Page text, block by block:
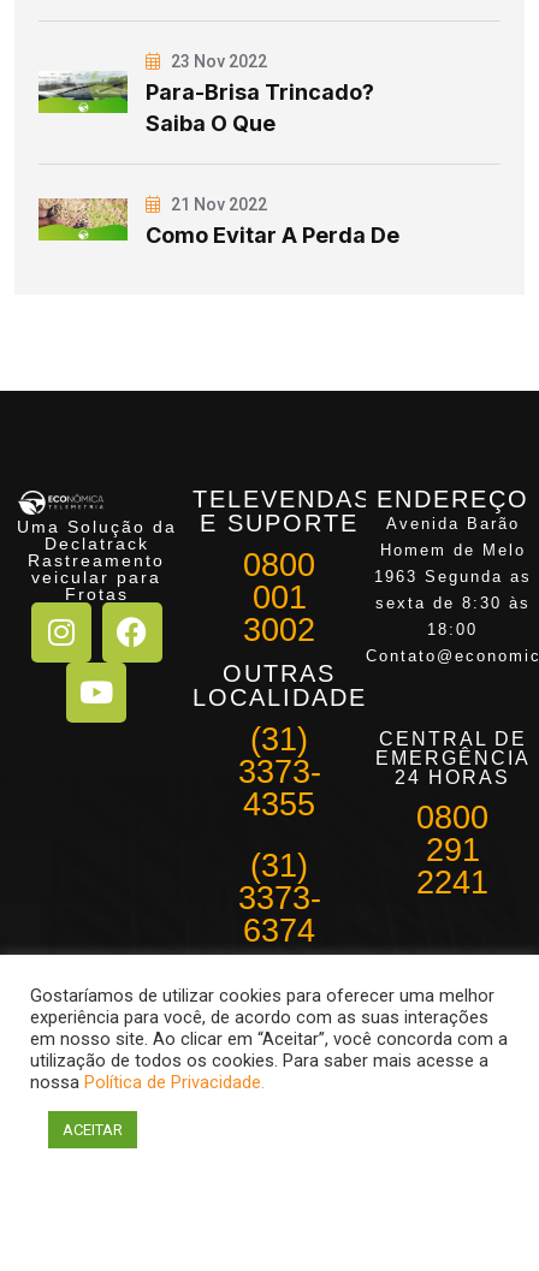
23 Nov 2022
Para-Brisa Trincado?
Saiba O Que
21 Nov 2022
Como Evitar A Perda De
Uma Solução da
Declatrack
Rastreamento
veicular para
Frotas
TELEVENDAS
E SUPORTE
0800
001
3002
OUTRAS
LOCALIDADES
(31)
3373-
4355
(31)
3373-
6374
região
metropolitana
Atendimento de
08:30 as 18hs
ENDEREÇO
Avenida Barão
Homem de Melo
1963 Segunda as
sexta de 8:30 às
18:00
CENTRAL DE
EMERGÊNCIA
24 HORAS
0800
291
2241
Gostaríamos de utilizar cookies para oferecer uma melhor
experiência para você, de acordo com as suas interações
em nosso site. Ao clicar em “Aceitar”, você concorda com a
utilização de todos os cookies. Para saber mais acesse a
nossa Política de Privacidade.
ACEITAR